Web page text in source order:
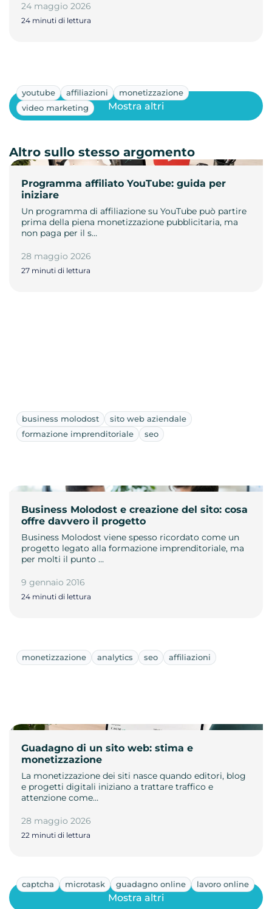
24 maggio 2026
24 minuti di lettura
youtube affiliazioni
monetizzazione
video marketing
Programma affiliato YouTube: guida per
iniziare
Un programma di affiliazione su YouTube può partire
prima della piena monetizzazione pubblicitaria, ma
non paga per il s…
28 maggio 2026
27 minuti di lettura
Mostra altri
Altro sullo stesso argomento
business molodost
sito web aziendale
formazione imprenditoriale
seo
Business Molodost e creazione del sito: cosa
offre davvero il progetto
Business Molodost viene spesso ricordato come un
progetto legato alla formazione imprenditoriale, ma
per molti il punto …
9 gennaio 2016
24 minuti di lettura
monetizzazione analytics seo affiliazioni
Guadagno di un sito web: stima e
monetizzazione
La monetizzazione dei siti nasce quando editori, blog
e progetti digitali iniziano a trattare traffico e
attenzione come…
28 maggio 2026
22 minuti di lettura
captcha microtask guadagno online lavoro online
Mostra altri